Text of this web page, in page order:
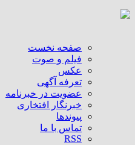
صفحه نخست
فیلم و صوت
عکس
تعرفه آگهی
عضویت در خبرنامه
خبرنگار افتخاری
پیوندها
تماس با ما
RSS